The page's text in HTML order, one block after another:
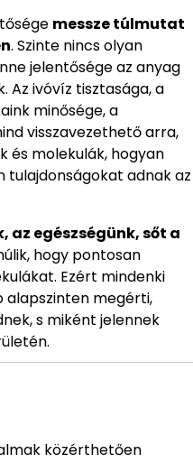
messze túlmutat
. Szinte nincs olyan
jelentősége az anyag
Az ivóvíz tisztasága, a
minősége, a
visszavezethető arra,
és molekulák, hogyan
tulajdonságokat adnak az
egészségünk, sőt a
hogy pontosan
Ezért mindenki
alapszinten megérti,
s miként jelennek
közérthetően